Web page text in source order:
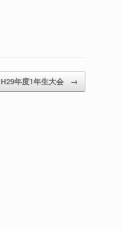
H29年度1年生大会 →